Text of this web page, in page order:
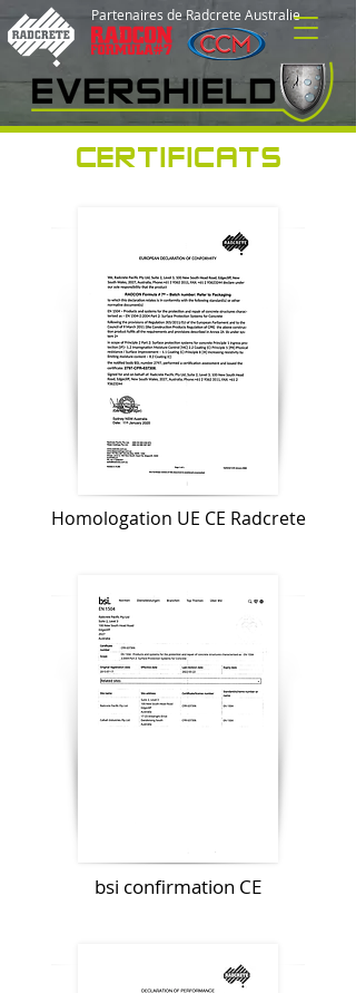
Partenaires de Radcrete Australie
CERTIFICATS
Homologation UE CE Radcrete
bsi confirmation CE